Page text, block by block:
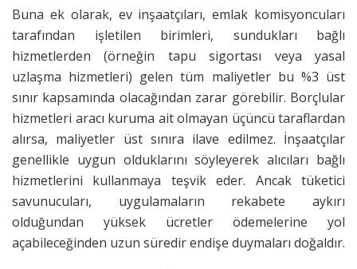
Buna ek olarak, ev inşaatçıları, emlak komisyoncuları
tarafından işletilen birimleri, sundukları bağlı
hizmetlerden (örneğin tapu sigortası veya yasal
uzlaşma hizmetleri) gelen tüm maliyetler bu %3 üst
sınır kapsamında olacağından zarar görebilir. Borçlular
hizmetleri aracı kuruma ait olmayan üçüncü taraflardan
alırsa, maliyetler üst sınıra ilave edilmez. İnşaatçılar
genellikle uygun olduklarını söyleyerek alıcıları bağlı
hizmetlerini kullanmaya teşvik eder. Ancak tüketici
savunucuları, uygulamaların rekabete aykırı
olduğundan yüksek ücretler ödemelerine yol
açabileceğinden uzun süredir endişe duymaları doğaldır.